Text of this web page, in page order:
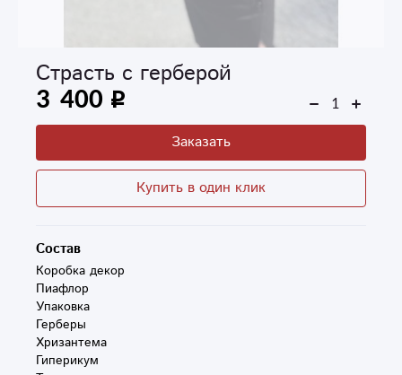
Страсть с герберой
3 400
Заказать
Купить в один клик
Состав
Коробка декор
Пиафлор
Упаковка
Герберы
Хризантема
Гиперикум